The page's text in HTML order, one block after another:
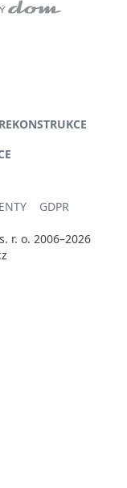
REKONSTRUKCE
GDPR
r. o. 2006–2026